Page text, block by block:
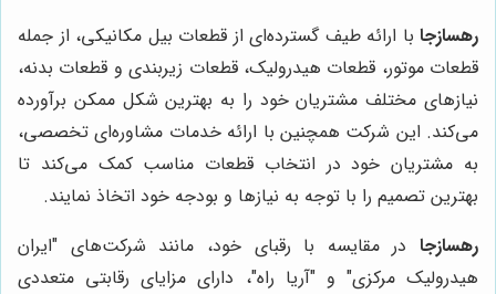
رهسازجا با ارائه طیف گسترده‌ای از قطعات بیل مکانیکی، از جمله
قطعات موتور، قطعات هیدرولیک، قطعات زیربندی و قطعات بدنه،
نیازهای مختلف مشتریان خود را به بهترین شکل ممکن برآورده
می‌کند. این شرکت همچنین با ارائه خدمات مشاوره‌ای تخصصی،
به مشتریان خود در انتخاب قطعات مناسب کمک می‌کند تا
بهترین تصمیم را با توجه به نیازها و بودجه خود اتخاذ نمایند.
رهسازجا در مقایسه با رقبای خود، مانند شرکت‌های "ایران
هیدرولیک مرکزی" و "آریا راه"، دارای مزایای رقابتی متعددی